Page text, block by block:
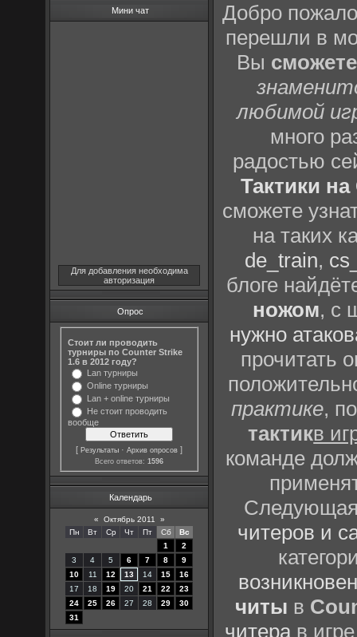
Мини чат
Для добавления необходима
авторизация
Опрос
Стоит ли проводить
турниры по Counter Strike
1.6 в 2012 году?
Lan турниры
Online турниры
Lan + online турниры
Не стоит проводить
вообще
[Результаты ·Архив опросов ]
Всего ответов:1596
Календарь
« Октябрь 2011
»
Пн
Вт Ср Чт Пт Сб
Вс
1
2
3
4 5 6 7 8
9
10
11 12 13 14 15
16
17
18 19 20 21 22
23
24
25 26 27 28 29
30
31
Добро
перешли в
Вы
любимой
много
радостью
Тактики
сможете
на таких
de_train,
блоге
ножом, с
нужно
прочитать
практике,
тактикв
команде
Следующая
читеров и
читы в
читерав